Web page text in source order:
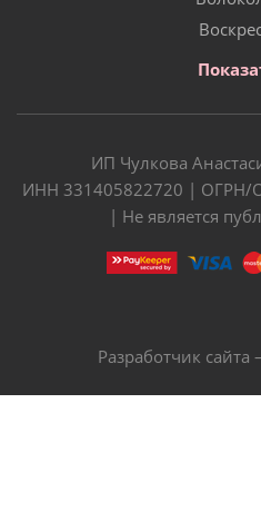
ИП Чулкова
ИНН 331405822720 | ОГРН/
| Не является
Разработчик сайта